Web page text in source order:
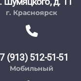
г. Красноярск
(913) 512-51-51
Мобильный